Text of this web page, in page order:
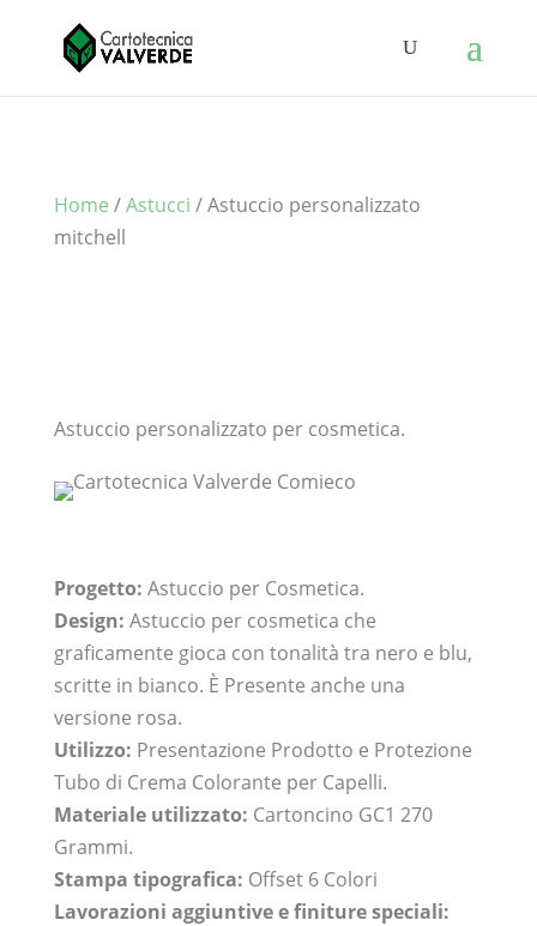
Home /Astucci / Astuccio personalizzato
mitchell
Astuccio personalizzato per cosmetica.
Progetto: Astuccio per Cosmetica.
Design: Astuccio per cosmetica che
graficamente gioca con tonalità tra nero e blu,
scritte in bianco. È Presente anche una
versione rosa.
Utilizzo: Presentazione Prodotto e Protezione
Tubo di Crema Colorante per Capelli.
Materiale utilizzato: Cartoncino GC1 270
Grammi.
Stampa tipografica: Offset 6 Colori
Lavorazioni aggiuntive e finiture speciali: